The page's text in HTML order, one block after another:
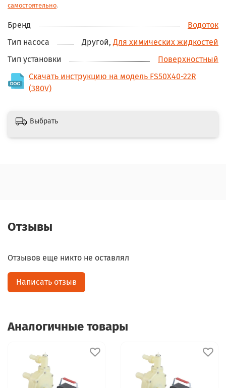
самостоятельно.
Бренд
Водоток
Тип насоса
Другой,Для химических жидкостей
Тип установки
Поверхностный
Скачать инструкцию на модель FS50X40-22R
(380V)
Выбрать
Отзывы
Отзывов еще никто не оставлял
Написать отзыв
Аналогичные товары